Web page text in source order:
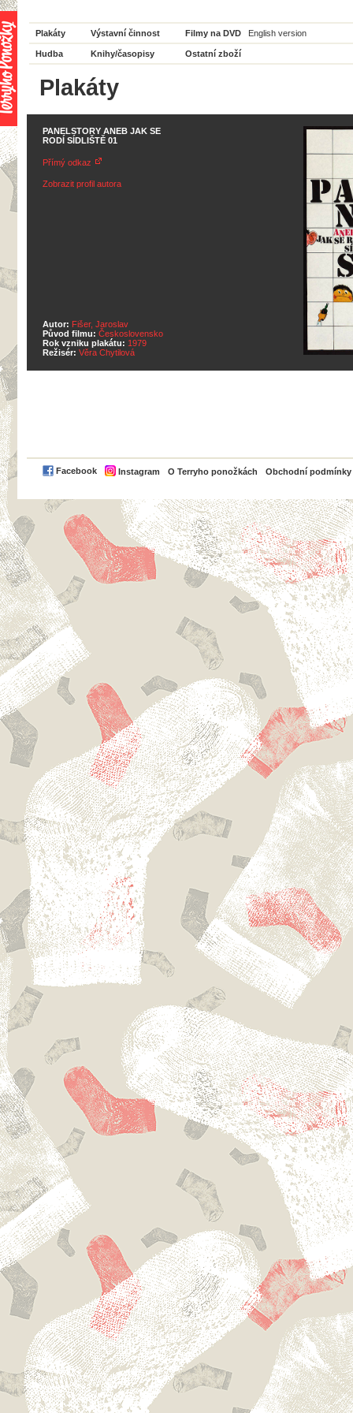
Plakáty Výstavní činnost Filmy na DVD English version
Hudba Knihy/časopisy Ostatní zboží
Plakáty
PANELSTORY ANEB JAK SE
RODÍ SÍDLIŠTĚ 01
Přímý odkaz
Zobrazit profil autora
Autor: Fišer, Jaroslav
Původ filmu: Československo
Rok vzniku plakátu: 1979
Režisér: Věra Chytilová
Facebook Instagram O Terryho ponožkách Obchodní podmínky
PayPal